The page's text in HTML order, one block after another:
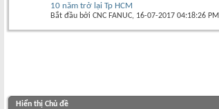
10 năm trở lại Tp HCM
Bắt đầu bởi CNC FANUC‎, 16-07-2017 04:18:26 PM
Hiển thị Chủ đề